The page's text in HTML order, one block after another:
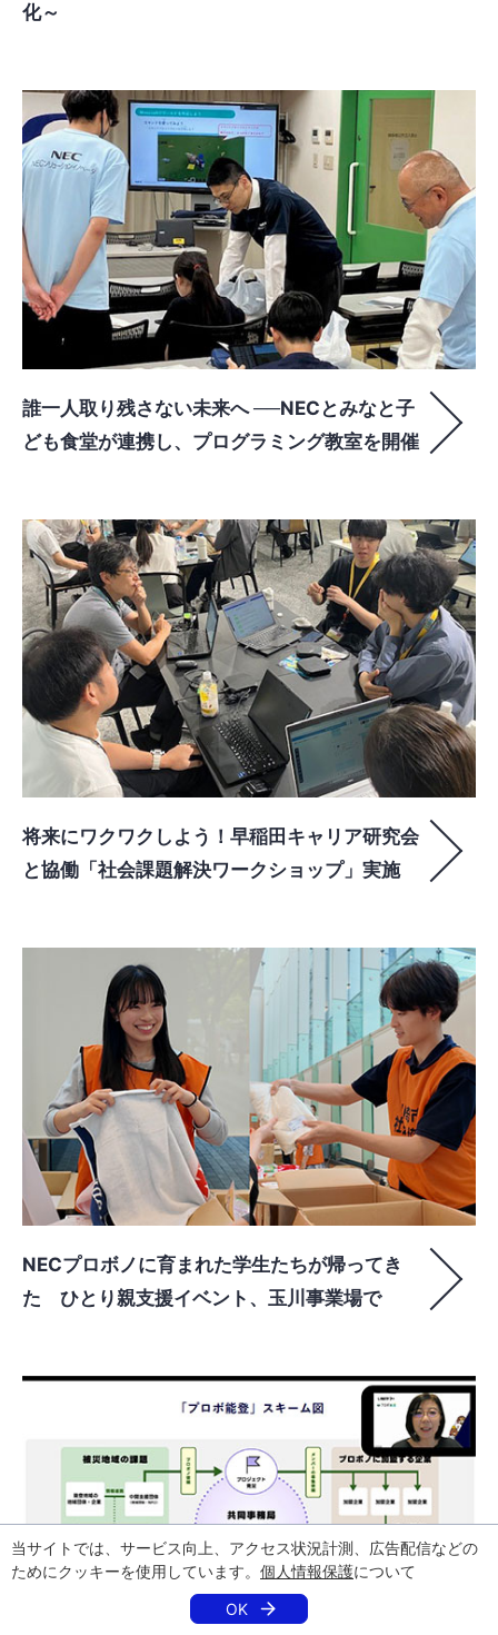
当サイトでは、サービス向上、アクセス状況計測、広告配信などの
ためにクッキーを使用しています。 個人情報保護について
OK
化～
誰一人取り残さない未来へ ──NECとみなと子
ども食堂が連携し、プログラミング教室を開催
将来にワクワクしよう！早稲田キャリア研究会
と協働「社会課題解決ワークショップ」実施
NECプロボノに育まれた学生たちが帰ってき
た ひとり親支援イベント、玉川事業場で